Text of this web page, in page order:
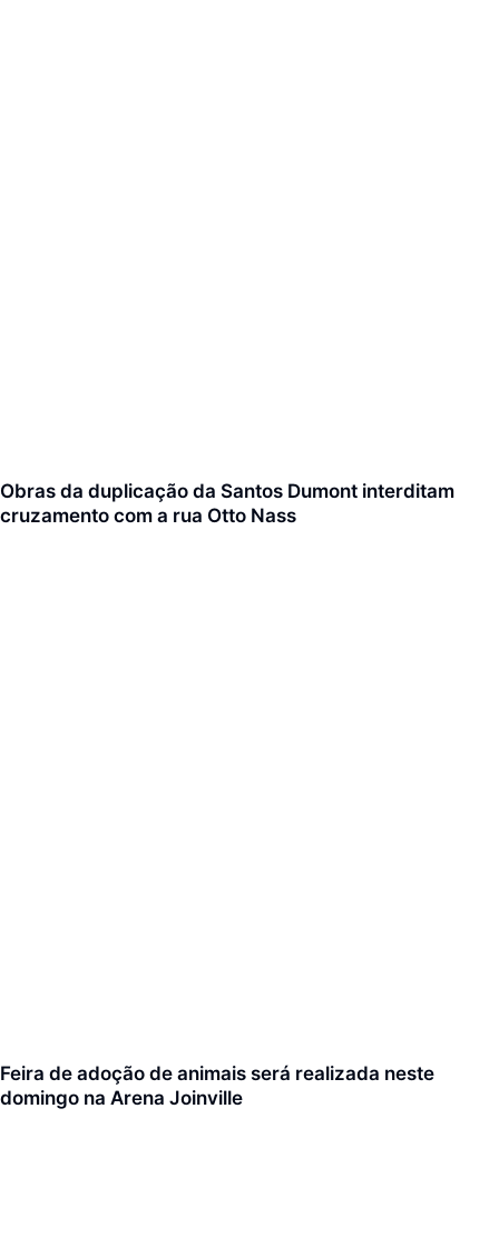
Obras da duplicação da Santos Dumont interditam
cruzamento com a rua Otto Nass
Feira de adoção de animais será realizada neste
domingo na Arena Joinville